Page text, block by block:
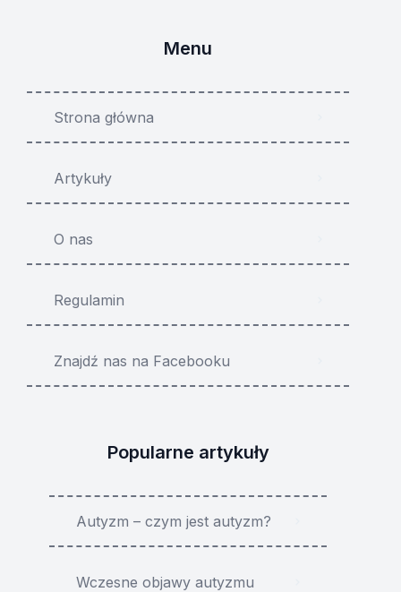
Menu
Strona główna
Artykuły
O nas
Regulamin
Znajdź nas na Facebooku
Popularne artykuły
Autyzm – czym jest autyzm?
Wczesne objawy autyzmu